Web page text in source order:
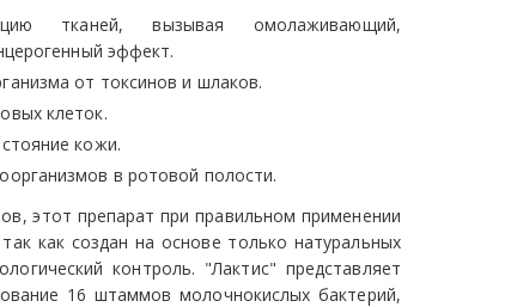
тканей, вызывая омолаживающий,
эффект.
от токсинов и шлаков.
клеток.
кожи.
в ротовой полости.
этот препарат при правильном применении
как создан на основе только натуральных
контроль. "Лактис" представляет
16 штаммов молочнокислых бактерий,